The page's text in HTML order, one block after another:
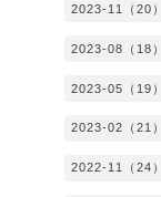
2023-11（20）
2023-08（18）
2023-05（19）
2023-02（21）
2022-11（24）